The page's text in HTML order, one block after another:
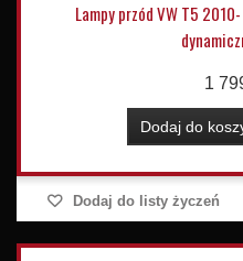
Lampy przód VW T5
1
Dodaj do
Dodaj do listy życzeń